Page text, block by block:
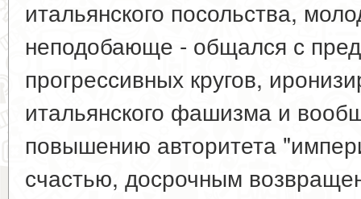
итальянского посольства,
неподобающе - общался с
прогрессивных кругов,
итальянского фашизма и
повышению авторитета
счастью, досрочным